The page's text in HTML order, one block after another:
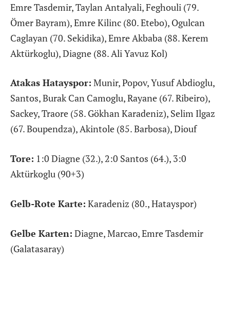
Emre Tasdemir, Taylan Antalyali, Feghouli (79.
Ömer Bayram), Emre Kilinc (80. Etebo), Ogulcan
Caglayan (70. Sekidika), Emre Akbaba (88. Kerem
Aktürkoglu), Diagne (88. Ali Yavuz Kol)
Atakas Hatayspor: Munir, Popov, Yusuf Abdioglu,
Santos, Burak Can Camoglu, Rayane (67. Ribeiro),
Sackey, Traore (58. Gökhan Karadeniz), Selim Ilgaz
(67. Boupendza), Akintole (85. Barbosa), Diouf
Tore: 1:0 Diagne (32.), 2:0 Santos (64.), 3:0
Aktürkoglu (90+3)
Gelb-Rote Karte: Karadeniz (80., Hatayspor)
Gelbe Karten: Diagne, Marcao, Emre Tasdemir
(Galatasaray)